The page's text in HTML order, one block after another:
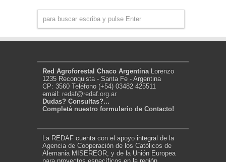
Red Agroforestal Chaco Argentina Lorenzo
1235 Reconquista - Santa Fe - Argentina
CP: 3560 Teléfono (+54) 03482 425511
email: redaf@redaf.org.ar
Dudas? Consultas?...
Completá nuestro formulario de Contacto!
La REDAF cuenta con el apoyo integral de la
Agencia de Cooperación de los Católicos de
Alemania MISEREOR, y de la Unión Europea